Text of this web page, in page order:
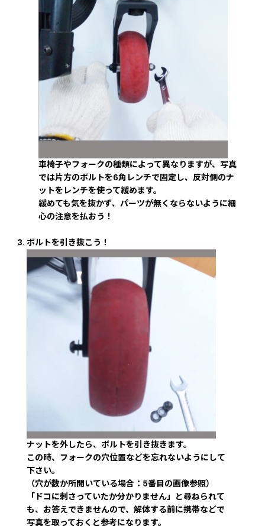
車椅子やフォークの種類によって異なりますが、写真
では片方のボルトを6角レンチで固定し、反対側のナ
ットをレンチを使って緩めます。
緩めても気を抜かず、パーツが無くならないように細
心の注意を払おう！
ボルトを引き抜こう！
ナットを外したら、ボルトを引き抜きます。
この時、フォークの穴位置などを忘れないようにして
下さい。
（穴が数か所開いている場合：5番目の画像参照）
「ドコに刺さっていたか分かりません」と尋ねられて
も、お答えできませんので、解体する前に携帯などで
写真を取っておくと参考になります。